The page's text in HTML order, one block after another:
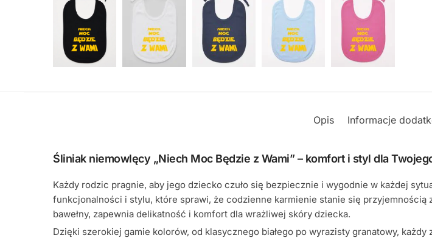
Opis Informacje
Śliniak niemowlęcy „Niech Moc Będzie z Wami” – komfort i styl dla
Każdy rodzic pragnie, aby jego dziecko czuło się bezpiecznie i wygodnie w każdej
funkcjonalności i stylu, które sprawi, że codzienne karmienie stanie się przyjemnością
bawełny, zapewnia delikatność i komfort dla wrażliwej skóry dziecka.
Dzięki szerokiej gamie kolorów, od klasycznego białego po wyrazisty granatowy,